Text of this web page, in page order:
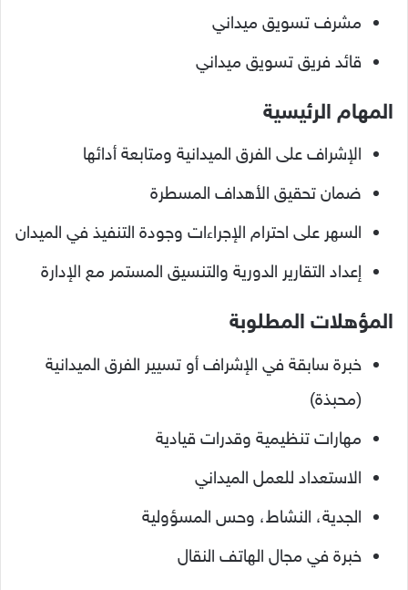
مشرف تسويق ميداني
قائد فريق تسويق ميداني
المهام الرئيسية
الإشراف على الفرق الميدانية ومتابعة أدائها
ضمان تحقيق الأهداف المسطرة
السهر على احترام الإجراءات وجودة التنفيذ في الميدان
إعداد التقارير الدورية والتنسيق المستمر مع الإدارة
المؤهلات المطلوبة
خبرة سابقة في الإشراف أو تسيير الفرق الميدانية
(محبذة)
مهارات تنظيمية وقدرات قيادية
الاستعداد للعمل الميداني
الجدية، النشاط، وحس المسؤولية
خبرة في مجال الهاتف النقال